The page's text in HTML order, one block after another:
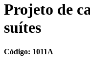
Projeto de
suítes
Código: 1011A